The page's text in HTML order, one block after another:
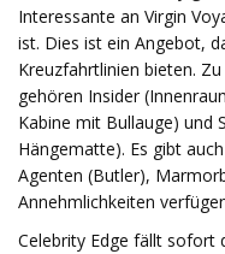
Interessante an Virgin
ist. Dies ist ein Angebot,
Kreuzfahrtlinien bieten.
gehören Insider
Kabine mit Bullauge) und
Hängematte). Es gibt
Agenten (Butler),
Annehmlichkeiten
Celebrity Edge fällt sofort